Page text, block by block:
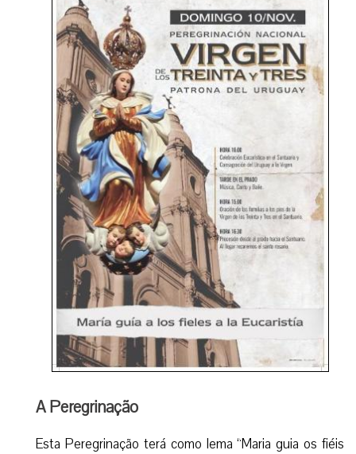
A Peregrinação
Esta Peregrinação terá como lema “Maria guia os fiéis